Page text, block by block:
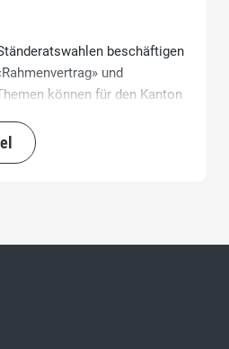
beschäftigen
und
können für den Kanton
ist in der heutigen
sich daraus ergebenden
damit nicht nur die ganze